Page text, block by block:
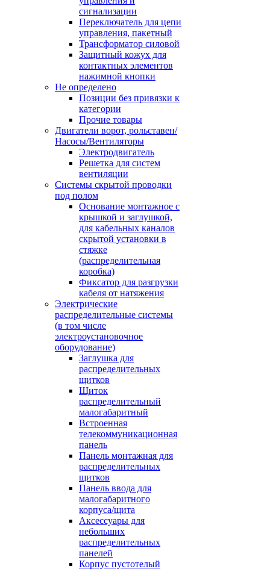
сигнализации
Переключатель для цепи
управления, пакетный
Трансформатор силовой
Защитный кожух для
контактных элементов
нажимной кнопки
Не определено
Позиции без привязки к
категории
Прочие товары
Двигатели ворот, рольставен/
Насосы/Вентиляторы
Электродвигатель
Решетка для систем
вентиляции
Системы скрытой проводки
под полом
Основание монтажное с
крышкой и заглушкой,
для кабельных каналов
скрытой установки в
стяжке
(распределительная
коробка)
Фиксатор для разгрузки
кабеля от натяжения
Электрические
распределительные системы
(в том числе
электроустановочное
оборудование)
Заглушка для
распределительных
щитков
Щиток
распределительный
малогабаритный
Встроенная
телекоммуникационная
панель
Панель монтажная для
распределительных
щитков
Панель ввода для
малогабаритного
корпуса/щита
Аксессуары для
небольших
распределительных
панелей
Корпус пустотелый